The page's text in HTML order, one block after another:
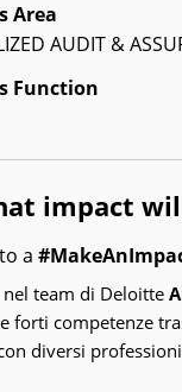
Area
AUDIT &
Function
impact
a
team di Deloitte
forti competenze
diversi